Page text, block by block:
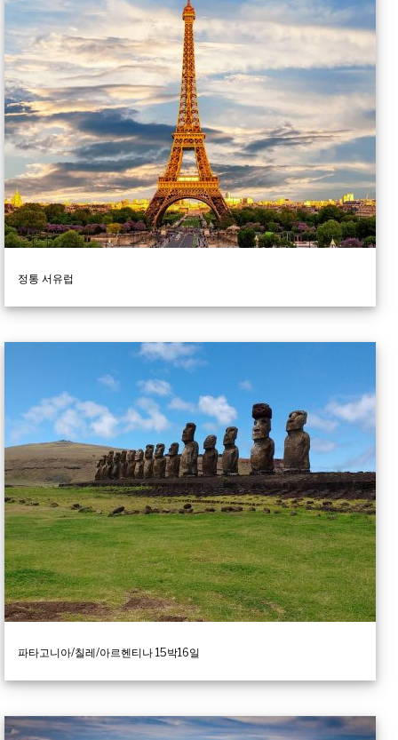
정통 서유럽
파타고니아/칠레/아르헨티나 15박16일